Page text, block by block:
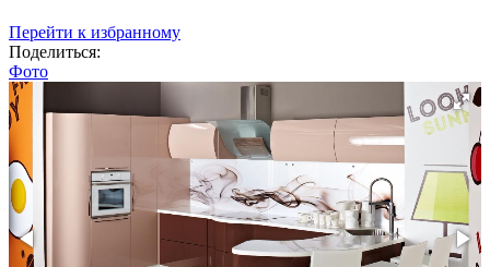
Перейти к избранному
Поделиться:
Фото